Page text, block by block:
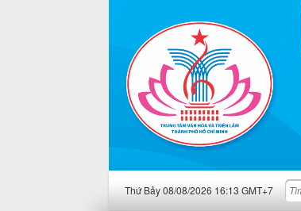
Thứ Bảy 08/08/2026 16:13 GMT+7